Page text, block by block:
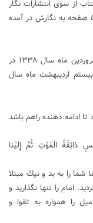
از سوی انتشارات نگار
کمال در سال ۱۴۰۰ با شمارگان ۱۰۰ نسخه و در ۵۷۵ صفحه به نگارش در آمده
شهید سیدمهدی موسوی، فرزند سیدمجتبی سوم فروردین ماه سال ۱۳۳۸ در
اردیبهشت ماه سال
ادامه دهنده راهم باشد
ذائِقَةُ الْمَوْتِ ثُمَّ إِلَيْنا
را به بد و نیك مبتلا
امام را تنها نگذارید و
را همواره به تقوا و